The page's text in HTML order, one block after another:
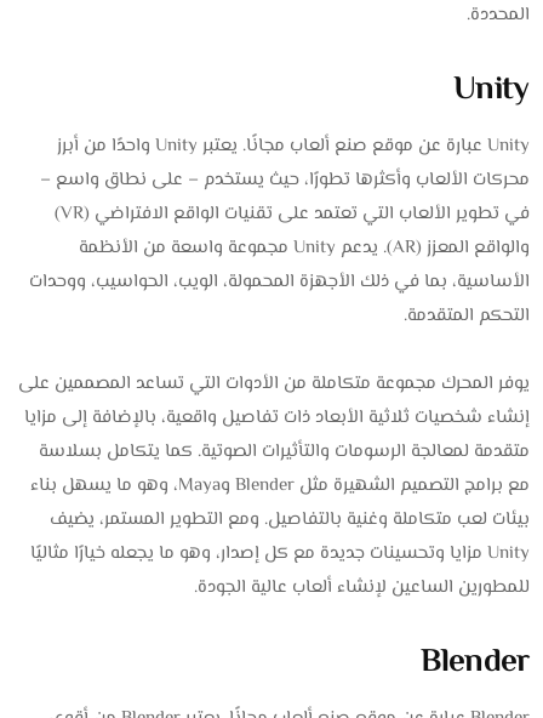
المحددة.
Unity
Unity عبارة عن موقع صنع ألعاب مجانًا. يعتبر Unity واحدًا من أبرز
محركات الألعاب وأكثرها تطورًا، حيث يستخدم – على نطاق واسع –
في تطوير الألعاب التي تعتمد على تقنيات الواقع الافتراضي (VR)
والواقع المعزز (AR). يدعم Unity مجموعة واسعة من الأنظمة
الأساسية، بما في ذلك الأجهزة المحمولة، الويب، الحواسيب، ووحدات
التحكم المتقدمة.
يوفر المحرك مجموعة متكاملة من الأدوات التي تساعد المصممين على
إنشاء شخصيات ثلاثية الأبعاد ذات تفاصيل واقعية، بالإضافة إلى مزايا
متقدمة لمعالجة الرسومات والتأثيرات الصوتية. كما يتكامل بسلاسة
مع برامج التصميم الشهيرة مثل Blender وMaya، وهو ما يسهل بناء
بيئات لعب متكاملة وغنية بالتفاصيل. ومع التطوير المستمر، يضيف
Unity مزايا وتحسينات جديدة مع كل إصدار، وهو ما يجعله خيارًا مثاليًا
للمطورين الساعين لإنشاء ألعاب عالية الجودة.
Blender